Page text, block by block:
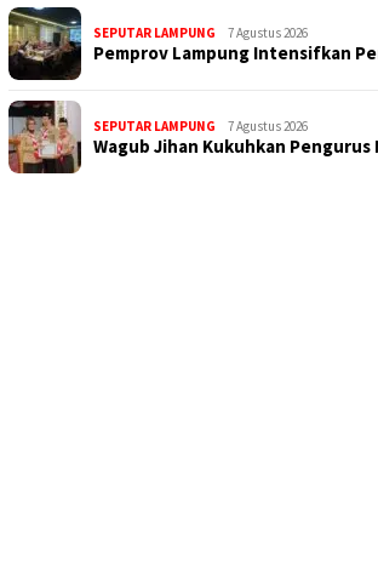
SEPUTAR LAMPUNG 7 Agustus 2026
Pemprov Lampung Intensifkan
SEPUTAR LAMPUNG 7 Agustus 2026
Wagub Jihan Kukuhkan